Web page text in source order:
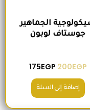
الجماهير
جوستاف لوبون
200EGP
175EGP
إضافة إلى السلة